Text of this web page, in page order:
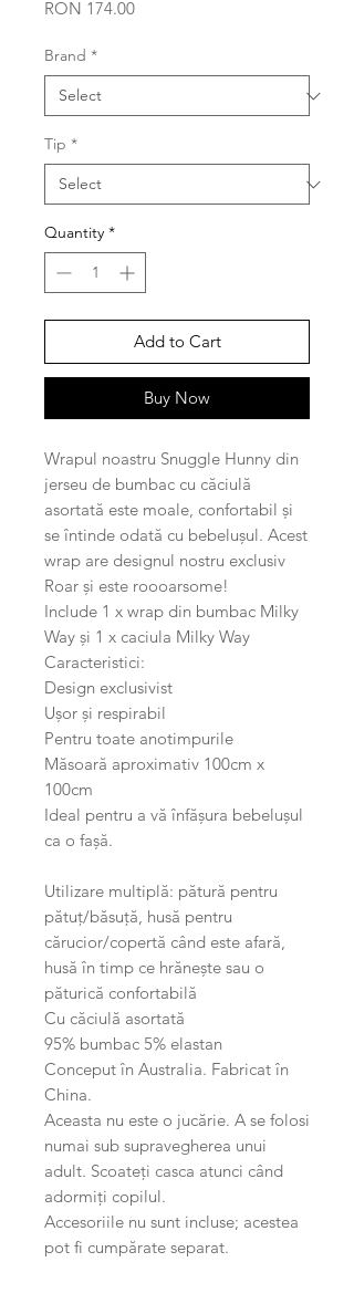
RON 174.00Price
Brand *
Tip *
Quantity *
Add to Cart
Buy Now
Wrapul noastru Snuggle Hunny din
jerseu de bumbac cu căciulă
asortată este moale, confortabil și
se întinde odată cu bebelușul. Acest
wrap are designul nostru exclusiv
Roar și este roooarsome!
Include 1 x wrap din bumbac Milky
Way și 1 x caciula Milky Way
Caracteristici:
Design exclusivist
Ușor și respirabil
Pentru toate anotimpurile
Măsoară aproximativ 100cm x
100cm
Ideal pentru a vă înfășura bebelușul
ca o fașă.
Utilizare multiplă: pătură pentru
pătuț/băsuță, husă pentru
cărucior/copertă când este afară,
husă în timp ce hrănește sau o
păturică confortabilă
Cu căciulă asortată
95% bumbac 5% elastan
Conceput în Australia. Fabricat în
China.
Aceasta nu este o jucărie. A se folosi
numai sub supravegherea unui
adult. Scoateți casca atunci când
adormiți copilul.
Accesoriile nu sunt incluse; acestea
pot fi cumpărate separat.